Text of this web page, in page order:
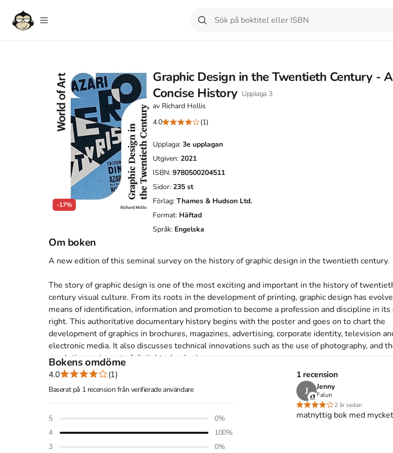
-17%
Graphic Design in the Twentieth Century - A
Concise History Upplaga 3
av Richard Hollis
4.0
(1)
Upplaga: 3e upplagan
Utgiven: 2021
ISBN: 9780500204511
Sidor: 235 st
Förlag: Thames & Hudson Ltd.
Format: Häftad
Språk: Engelska
Om boken
A new edition of this seminal survey on the history of graphic design in the twentieth century.
The story of graphic design is one of the most exciting and important in the history of
century visual culture. From its roots in the development of printing, graphic design has
means of identification, information and promotion to become a profession and discipline in its
right. This authoritative documentary history begins with the poster and goes on to chart the
development of graphics in brochures, magazines, advertising, corporate identity, television
electronic media. It also discusses technical innovations such as the use of photography, and
revolutionary impact of digital technologies.
Preserving the author's own original layout, now a typographic and print design classic, and
800 illustrations fully integrated with the text, this indispensable account is clear,
Åtkomstkoder och digitalt tilläggsmaterial garanteras inte med begagnade böcker
Bokens omdöme
4.0 (1)
Baserat på 1 recension från verifierade användare
5 0%
4
100%
3
0%
1 recension
J Jenny
Falun
2 år sedan
matnyttig bok med